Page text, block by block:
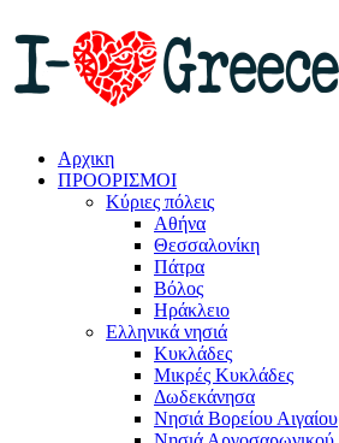
Αρχικη
ΠΡΟΟΡΙΣΜΟΙ
Κύριες πόλεις
Αθήνα
Θεσσαλονίκη
Πάτρα
Βόλος
Ηράκλειο
Ελληνικά νησιά
Κυκλάδες
Μικρές Κυκλάδες
Δωδεκάνησα
Νησιά Βορείου Αιγαίου